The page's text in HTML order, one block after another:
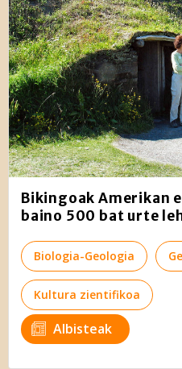
baliatzen gara. Ohar hau
erabiltzeko baimen
irakurri
Bikingoak Amerikan
baino 500 bat urte
Biologia-Geologia
Kultura zientifikoa
Albisteak